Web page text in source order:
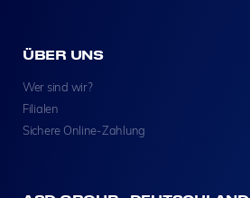
ÜBER UNS
Wer sind wir?
Filialen
Sichere Online-Zahlung